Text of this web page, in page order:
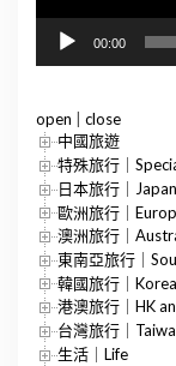
00:00
open
close
中國旅遊
特殊旅行｜
日本旅行｜Japan
歐洲旅行｜
澳洲旅行｜
東南亞旅行｜
韓國旅行｜Korea
港澳旅行｜HK
台灣旅行｜
生活｜Life